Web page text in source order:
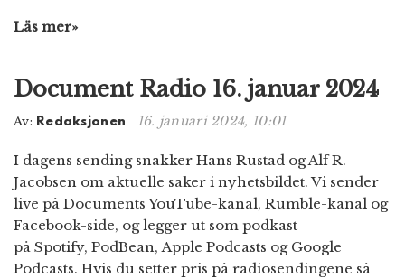
Läs mer»
Document Radio 16. januar 2024
Av: Redaksjonen 16. januari 2024, 10:01
I dagens sending snakker Hans Rustad og Alf R.
Jacobsen om aktuelle saker i nyhetsbildet. Vi sender
live på Documents YouTube-kanal, Rumble-kanal og
Facebook-side, og legger ut som podkast
på Spotify, PodBean, Apple Podcasts og Google
Podcasts. Hvis du setter pris på radiosendingene så